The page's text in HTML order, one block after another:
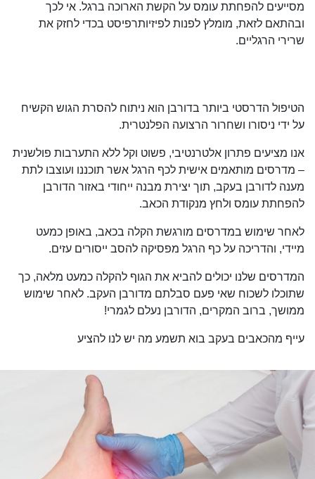
מסייעים להפחתת עומס על הקשת הארוכה ברגל. אי לכך
ובהתאם לזאת, מומלץ לפנות לפיזיותרפיסט בכדי לחזק את
שרירי הרגליים.
הטיפול הדרסטי ביותר בדורבן הוא ניתוח להסרת הגוש הקשיח
על ידי ניסורו ושחרור הרצועה הפלנטרית.
אנו מציעים פתרון אלטרנטיבי, פשוט וקל ללא התערבות פולשנית
– מדרסים מותאמים אישית לכף הרגל אשר תוכננו ועוצבו לתת
מענה לדורבן בעקב, תוך יצירת מבנה ייחודי באזור הדורבן
להפחתת עומס ולחץ מנקודת הכאב.
לאחר שימוש במדרסים מורגשת הקלה בכאב, באופן כמעט
מיידי, והדריכה על כף הרגל מפסיקה להסב ייסורים עזים.
המדרסים שלנו יכולים להביא את הגוף להקלה כמעט מלאה, כך
שתוכלו לשכוח שאי פעם סבלתם מדורבן העקב. לאחר שימוש
ממושך, ברוב המקרים, הדורבן נעלם לגמרי!
עייף מהכאבים בעקב בוא תשמע מה יש לנו להציע